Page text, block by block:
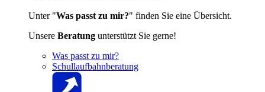
Unter "Was passt zu mir?" finden Sie eine Übersicht.
Unsere Beratung unterstützt Sie gerne!
Was passt zu mir?
Schullaufbahnberatung